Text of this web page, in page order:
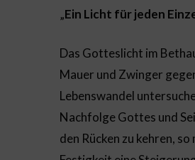
„Ein Licht für jeden
Das Gotteslicht im
Mauer und Zwinger
Lebenswandel
Nachfolge Gottes und
den Rücken zu kehren,